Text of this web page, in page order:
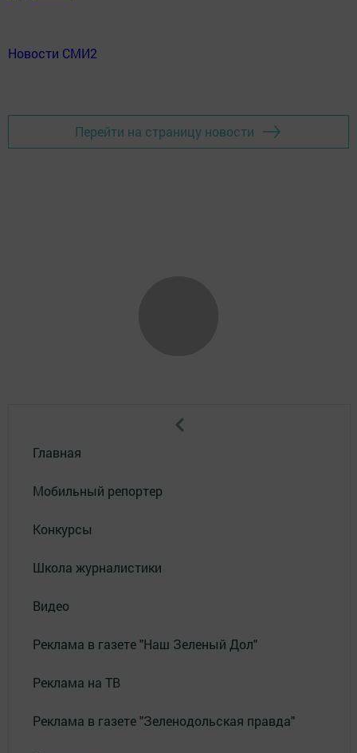
Новости СМИ2
Перейти на страницу новости
Главная
Мобильный репортер
Конкурсы
Школа журналистики
Видео
Реклама в газете "Наш Зеленый Дол"
Реклама на ТВ
Реклама в газете "Зеленодольская правда"